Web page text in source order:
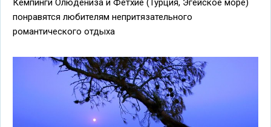
Кемпинги Олюдениза и Фетхие (Турция, Эгейское море)
понравятся любителям непритязательного
романтического отдыха